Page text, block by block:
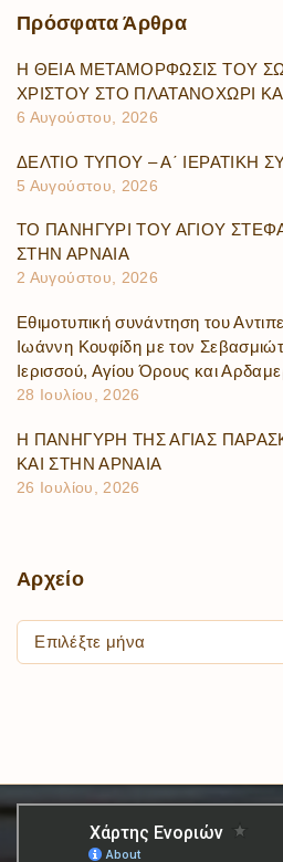
Πρόσφατα Άρθρα
Η ΘΕΙΑ ΜΕΤΑΜΟΡΦΩΣΙΣ ΤΟΥ
ΧΡΙΣΤΟΥ ΣΤΟ ΠΛΑΤΑΝΟΧΩΡΙ
6 Αυγούστου, 2026
ΔΕΛΤΙΟ ΤΥΠΟΥ – Α΄ ΙΕΡΑΤΙΚΗ
5 Αυγούστου, 2026
ΤΟ ΠΑΝΗΓΥΡΙ ΤΟΥ ΑΓΙΟΥ
ΣΤΗΝ ΑΡΝΑΙΑ
2 Αυγούστου, 2026
Εθιμοτυπική συνάντηση του
Ιωάννη Κουφίδη με τον
Ιερισσού, Αγίου Όρους και
28 Ιουλίου, 2026
Η ΠΑΝΗΓΥΡΗ ΤΗΣ ΑΓΙΑΣ
ΚΑΙ ΣΤΗΝ ΑΡΝΑΙΑ
26 Ιουλίου, 2026
Αρχείο